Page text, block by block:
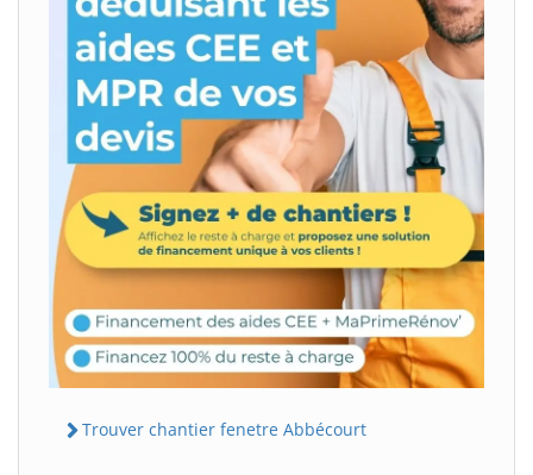
Trouver chantier fenetre Abbécourt